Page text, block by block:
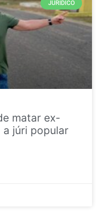
JURIDICO
matar ex-
júri popular